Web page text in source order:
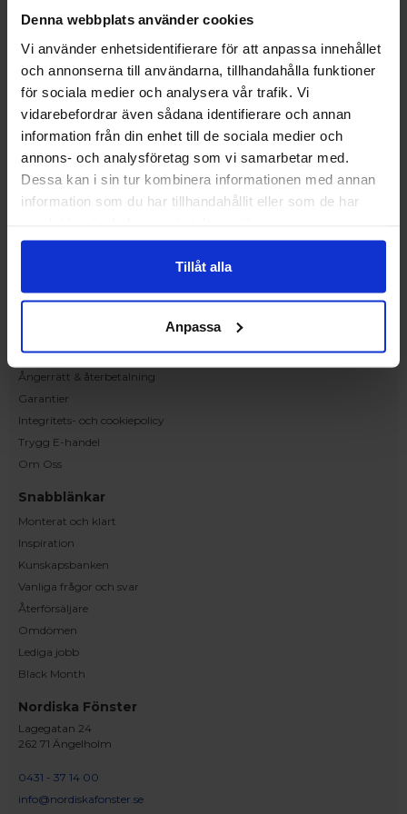
Denna webbplats använder cookies
Vi använder enhetsidentifierare för att anpassa innehållet
och annonserna till användarna, tillhandahålla funktioner
för sociala medier och analysera vår trafik. Vi
vidarebefordrar även sådana identifierare och annan
information från din enhet till de sociala medier och
annons- och analysföretag som vi samarbetar med.
Dessa kan i sin tur kombinera informationen med annan
information som du har tillhandahållit eller som de har
Tillåt alla
Anpassa
hos Victrix inredarna.
Ranhammarsvägen 20E
168 67 Bromma
Kundservice
Kontakta oss
Beställning och offert
Leverans
Reklamation
Monteringsanvisningar
Handla på Nordiska Fönster
Betalnings & leveransvillkor
Ångerrätt & återbetalning
Garantier
Integritets- och cookiepolicy
Trygg E-handel
Om Oss
Snabblänkar
Monterat och klart
Inspiration
Kunskapsbanken
Vanliga frågor och svar
Återförsäljare
Omdömen
Lediga jobb
Black Month
Nordiska Fönster
Lagegatan 24
262 71 Ängelholm
0431 - 37 14 00
info@nordiskafonster.se